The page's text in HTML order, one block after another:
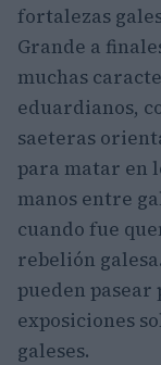
fortalezas
Grande a
muchas
eduardianos,
saeteras
para matar en
manos entre
cuando fue
rebelión
pueden
exposiciones
galeses.